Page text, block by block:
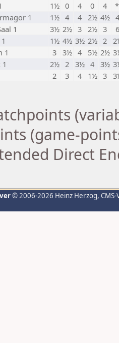
1½ 0 4 0 4
1 1½ 4 4 2½ 4½
1 3½ 2½ 3 2½ 3
1½ 4½ 3½ 2½ 2
1 3 3½ 4 5½ 2½
2½ 2 3½ 4 3½
2 3 4 1½ 3
(game-
Direct
© 2006-2026 Heinz Herzog,